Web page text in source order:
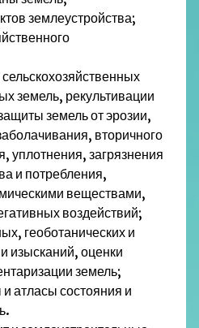
землеустройства;
земель, рекультивации
земель от эрозии,
вторичного
уплотнения, загрязнения
и потребления,
веществами,
воздействий;
геоботанических и
изысканий, оценки
земель;
атласы состояния и